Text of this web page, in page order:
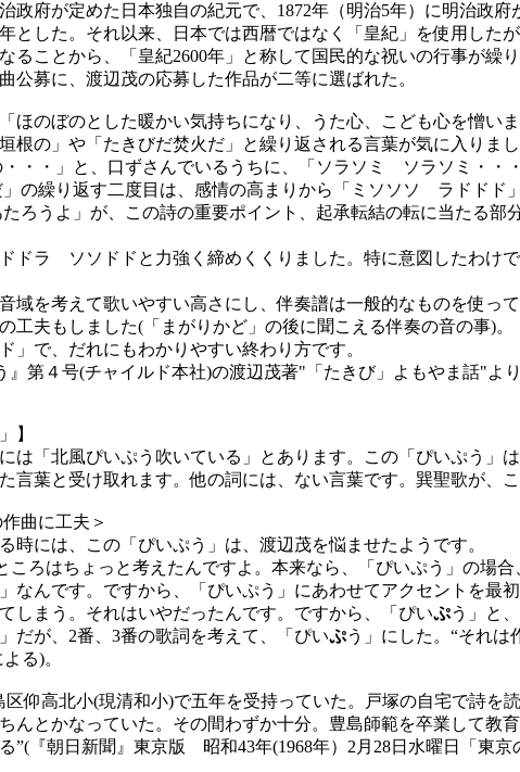
政府が定めた日本独自の紀元で、1872年（明治5年）に明治政
とした。それ以来、日本では西暦ではなく「皇紀」を使用した
ることから、「皇紀2600年」と称して国民的な祝いの行事が繰
公募に、渡辺茂の応募した作品が二等に選ばれた。
ほのぼのとした暖かい気持ちになり、うた心、こども心を憎い
根の」や「たきびだ焚火だ」と繰り返される言葉が気に入りまし
・・」と、口ずさんでいるうちに、「ソラソミ ソラソミ・・
の繰り返す二度目は、感情の高まりから「ミソソソ ラドドド」
うよ」が、この詩の重要ポイント、起承転結の転に当たる部
ドラ ソソドドと力強く締めくくりました。特に意図したわけ
域を考えて歌いやすい高さにし、伴奏譜は一般的なものを使っ
工夫もしました(「まがりかど」の後に聞こえる伴奏の音の事)。
」で、だれにもわかりやすい終わり方です。
第４号(チャイルド本社)の渡辺茂著"「たきび」よもやま話"より
】
は「北風ぴいぷう吹いている」とあります。この「ぴいぷう」
言葉と受け取れます。他の詞には、ない言葉です。巽聖歌が、
曲に工夫＞
時には、この「ぴいぷう」は、渡辺茂を悩ませたようです。
ろはちょっと考えたんですよ。本来なら、「ぴいぷう」の場合
なんです。ですから、「ぴいぷう」にあわせてアクセントを最
しまう。それはいやだったんです。ですから、「ぴいぷう」と
だが、2番、3番の歌詞を考えて、「ぴいぷう」にした。“それは
る)。
仰高北小(現清和小)で五年を受持っていた。戸塚の自宅で詩を
んとかなっていた。その間わずか十分。豊島師範を卒業して教
”(『朝日新聞』東京版 昭和43年(1968年）2月28日水曜日「東京